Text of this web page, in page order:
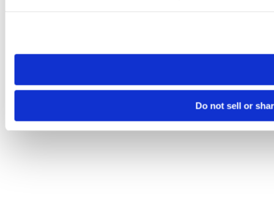
need to be set again.
Do not sell or